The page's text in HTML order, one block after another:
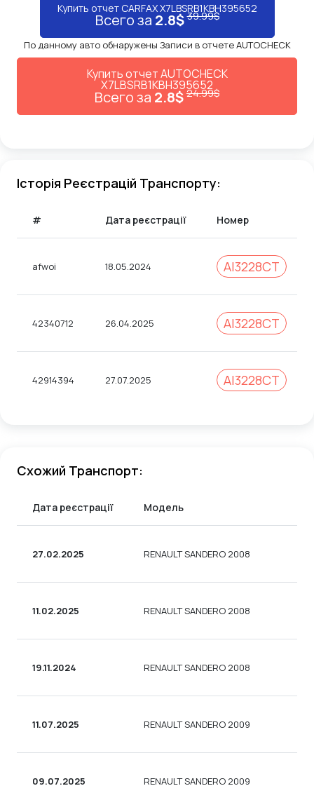
Купить отчет CARFAX X7LBSRB1KBH395652
Всего за 2.8$39.99$
По данному авто обнаружены Записи в отчете AUTOCHECK
Купить отчет AUTOCHECK
X7LBSRB1KBH395652
Всего за 2.8$24.99$
Історія Реєстрацій Транспорту:
# Дата реєстрації Номер
afwoi 18.05.2024 AI3228CT
42340712 26.04.2025 АІ3228СТ
42914394 27.07.2025 АІ3228СТ
Схожий Транспорт:
Дата реєстрації Модель
27.02.2025 RENAULT SANDERO 2008
11.02.2025 RENAULT SANDERO 2008
19.11.2024 RENAULT SANDERO 2008
11.07.2025 RENAULT SANDERO 2009
09.07.2025 RENAULT SANDERO 2009